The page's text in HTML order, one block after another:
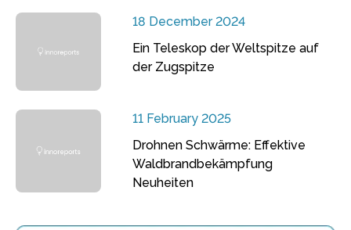
18 December 2024
Ein Teleskop der Weltspitze auf
der Zugspitze
11 February 2025
Drohnen Schwärme: Effektive
Waldbrandbekämpfung
Neuheiten